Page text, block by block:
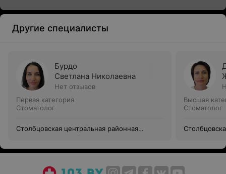
Другие специалисты
Бурдо
Светлана Николаевна
Нет отзывов
Первая категория
Стоматолог
Столбцовская центральная районная
Высшая
Стоматолог